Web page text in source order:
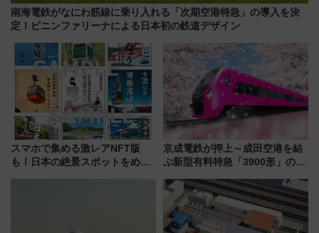
南海電鉄がなにわ筋線に乗り入れる「次期空港特急」の導入を決
定！ピニンファリーナによる日本初の鉄道デザイン
スマホで集める激レアNFT版
も！日本の絶景スポットをめぐ
京成電鉄が押上～成田空港を結
ぶ新型有料特急「3900形」のコ
募集も実施